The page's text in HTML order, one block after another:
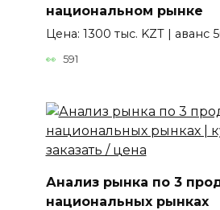
национальном рынке
Цена: 1300 тыс. KZT | аванс
591
Анализ рынка по 3
национальных рынках